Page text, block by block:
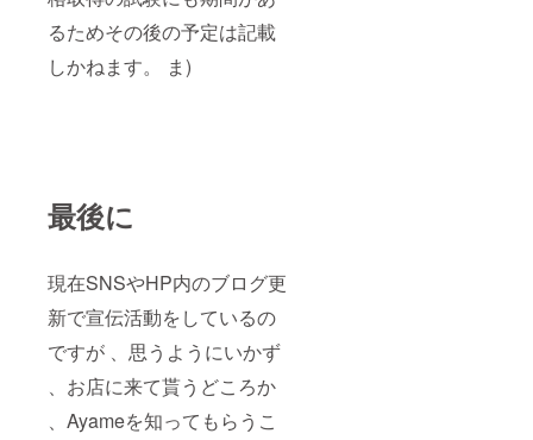
るためその後の予定は記載
しかねます。 ま)
最後に
現在SNSやHP内のブログ更
新で宣伝活動をしているの
ですが 、思うようにいかず
、お店に来て貰うどころか
、Ayameを知ってもらうこ